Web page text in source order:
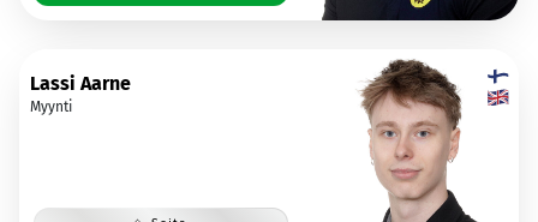
Lassi Aarne
Myynti